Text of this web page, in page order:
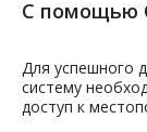
С помощью
Для успешного
систему
доступ к